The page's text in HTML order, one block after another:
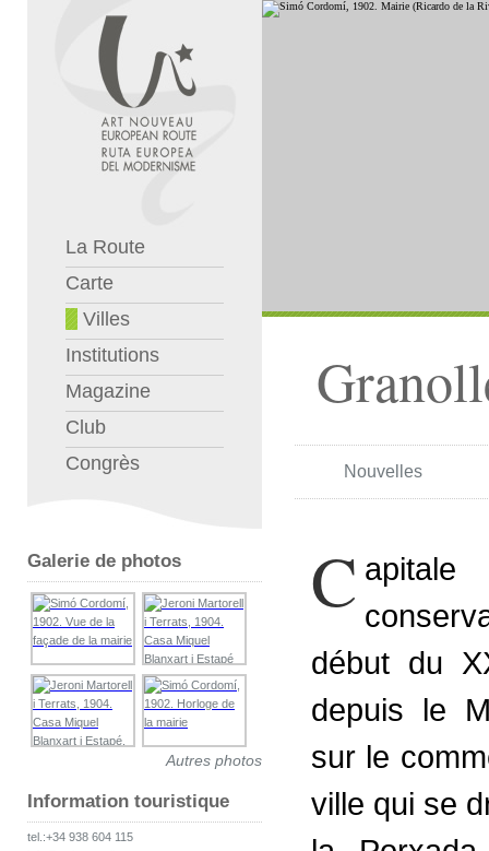
La Route
Carte
Villes
Institutions
Magazine
Club
Congrès
Galerie de photos
Autres photos
Information touristique
tel.:+34 938 604 115
Nouvelles
C apitale
début du
depuis le
sur le
ville qui se